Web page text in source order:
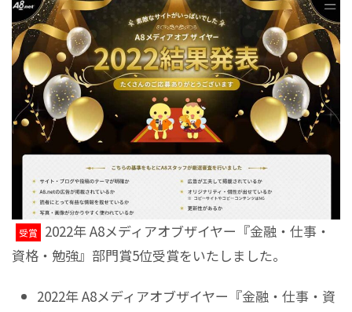
受賞
2022年 A8メディアオブザイヤー『金融・仕事・
資格・勉強』部門賞5位受賞をいたしました。
2022年 A8メディアオブザイヤー『金融・仕事・資